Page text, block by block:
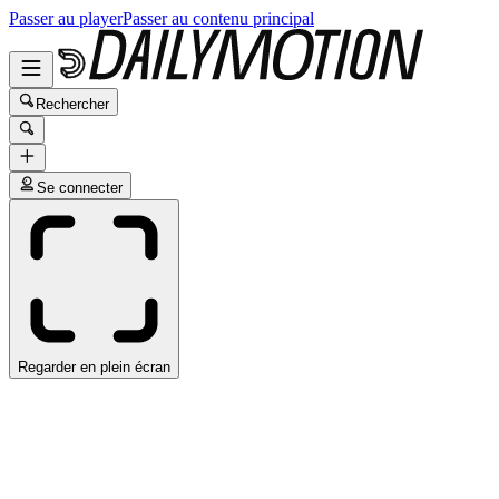
Passer au playerPasser au contenu principal
Rechercher
Se connecter
Regarder en plein écran